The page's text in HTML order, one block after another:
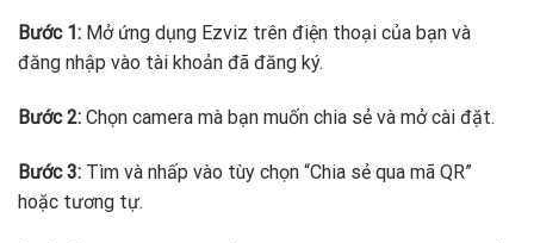
Bước 1: Mở ứng dụng Ezviz trên điện thoại của bạn và
đăng nhập vào tài khoản đã đăng ký.
Bước 2: Chọn camera mà bạn muốn chia sẻ và mở cài đặt.
Bước 3: Tìm và nhấp vào tùy chọn “Chia sẻ qua mã QR”
hoặc tương tự.